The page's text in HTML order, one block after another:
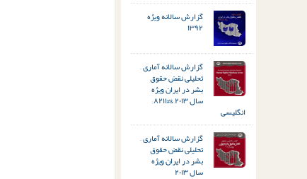
گزارش سالانه ویژه
۱۳۹۲
گزارش سالانه آماری –
تحلیلی نقض حقوق
بشر در ایران ویژه
سال ۲۰۱۳ &#۸۲۱۱;
انگلیسی
گزارش سالانه آماری –
تحلیلی نقض حقوق
بشر در ایران ویژه
سال ۲۰۱۳